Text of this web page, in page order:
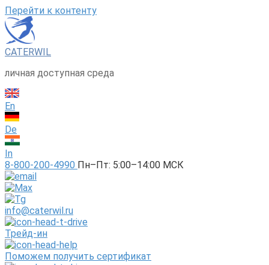
Перейти к контенту
CATERWIL
личная доступная среда
En
De
In
8-800-200-4990 Пн–Пт: 5:00–14:00 МСК
info@caterwil.ru
Трейд-ин
Поможем получить сертификат